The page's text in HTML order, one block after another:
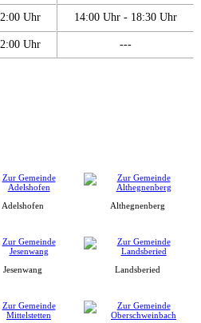
Uhr 14:00 Uhr - 18:30 Uhr
Uhr ---
Adelshofen Althegnenberg
Jesenwang Landsberied